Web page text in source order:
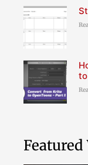
Featured